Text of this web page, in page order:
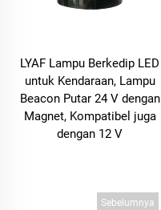
LYAF Lampu Berkedip LED
untuk Kendaraan, Lampu
Beacon Putar 24 V dengan
Magnet, Kompatibel juga
dengan 12 V
Sebelumnya